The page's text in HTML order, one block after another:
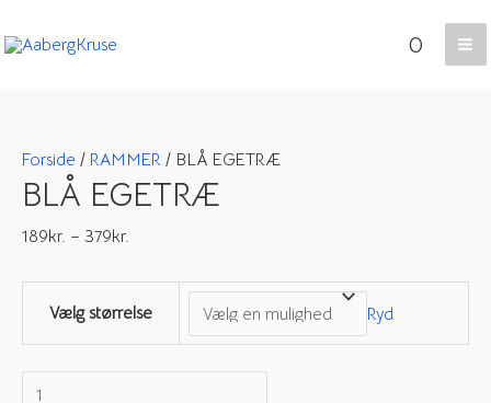
til
0
Forside / RAMMER / BLÅ EGETRÆ
BLÅ EGETRÆ
189kr. – 379kr.
Vælg størrelse Ryd
BLÅ